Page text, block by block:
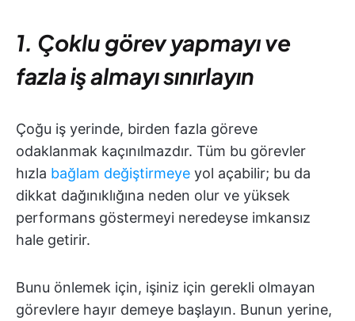
1. Çoklu görev yapmayı ve
fazla iş almayı sınırlayın
Çoğu iş yerinde, birden fazla göreve
odaklanmak kaçınılmazdır. Tüm bu görevler
hızla bağlam değiştirmeye yol açabilir; bu da
dikkat dağınıklığına neden olur ve yüksek
performans göstermeyi neredeyse imkansız
hale getirir.
Bunu önlemek için, işiniz için gerekli olmayan
görevlere hayır demeye başlayın. Bunun yerine,